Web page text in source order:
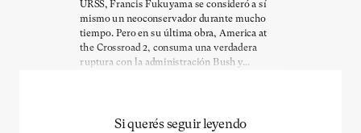
URSS, Francis Fukuyama se consideró a sí
mismo un neoconservador durante mucho
tiempo. Pero en su última obra, America at
the Crossroad 2, consuma una verdadera
ruptura con la administración Bush y...
Si querés seguir leyendo